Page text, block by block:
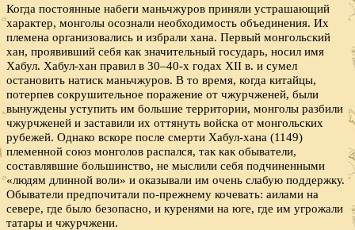
Когда постоянные набеги маньчжуров приняли устрашающий
характер, монголы осознали необходимость объединения. Их
племена организовались и избрали хана. Первый монгольский
хан, проявивший себя как значительный государь, носил имя
Хабул. Хабул-хан правил в 30–40-х годах XII в. и сумел
остановить натиск маньчжуров. В то время, когда китайцы,
потерпев сокрушительное поражение от чжурчженей, были
вынуждены уступить им большие территории, монголы разбили
чжурчженей и заставили их оттянуть войска от монгольских
рубежей. Однако вскоре после смерти Хабул-хана (1149)
племенной союз монголов распался, так как обыватели,
составлявшие большинство, не мыслили себя подчиненными
«людям длинной воли» и оказывали им очень слабую поддержку.
Обыватели предпочитали по-прежнему кочевать: аилами на
севере, где было безопасно, и куренями на юге, где им угрожали
татары и чжурчжени.